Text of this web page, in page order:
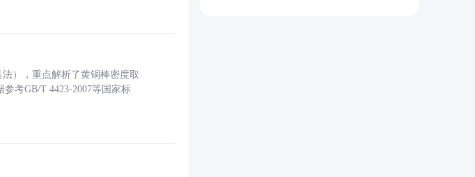
），重点解析了黄铜棒密度取
考GB/T 4423-2007等国家标